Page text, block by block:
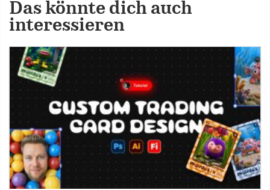
Das könnte dich auch
interessieren